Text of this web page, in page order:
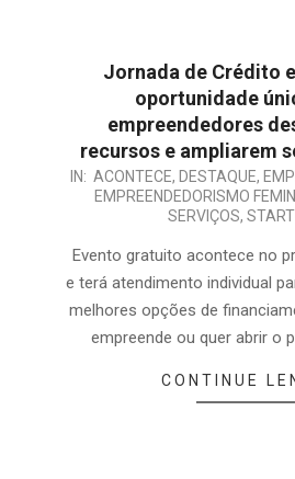
Jornada de Crédito
oportunidade
empreendedores
recursos e ampliarem
IN: ACONTECE, DESTAQUE,
EMPREENDEDORISMO
SERVIÇOS,
Evento gratuito acontece no
e terá atendimento individual
melhores opções de
empreende ou quer abrir o
CONTINUE